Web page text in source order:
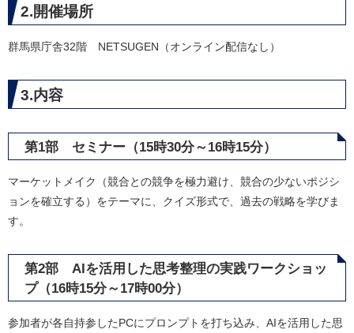
2.開催場所
群馬県庁舎32階 NETSUGEN（オンライン配信なし）
3.内容
第1部 セミナー（15時30分～16時15分）
マーケットメイク（競合との競争を極力避け、競合の少ないポジシ
ョンを確立する）をテーマに、クイズ形式で、過去の戦略を学びま
す。
第2部 AIを活用した思考整理の実践ワークショッ
プ（16時15分～17時00分）
参加者が各自持参したPCにプロンプトを打ち込み、AIを活用した思